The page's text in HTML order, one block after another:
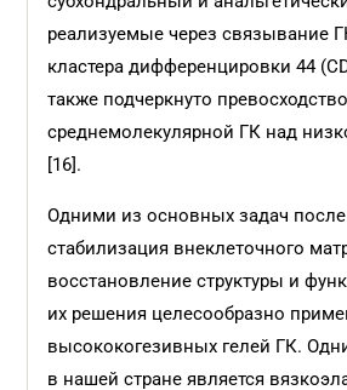
реализуемые через связывание
кластера дифференцировки 44
также подчеркнуто превосходство
среднемолекулярной ГК над
[16].
Одними из основных задач
стабилизация внеклеточного
восстановление структуры и
их решения целесообразно
высококогезивных гелей ГК.
в нашей стране является